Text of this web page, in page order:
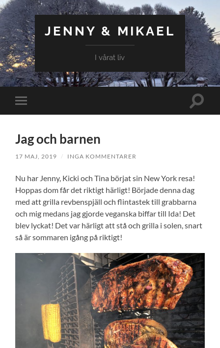
JENNY & MIKAEL
I vårat liv
Slå
på/av
Slå
Jag och barnen
17 MAJ, 2019 / INGA KOMMENTARER
Nu har Jenny, Kicki och Tina börjat sin New York resa!
Hoppas dom får det riktigt härligt! Började denna dag
med att grilla revbenspjäll och flintastek till grabbarna
och mig medans jag gjorde veganska biffar till Ida! Det
blev lyckat! Det var härligt att stå och grilla i solen, snart
så är sommaren igång på riktigt!